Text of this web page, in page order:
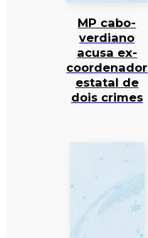
MP cabo-
verdiano
acusa ex-
coordenador
estatal de
dois crimes